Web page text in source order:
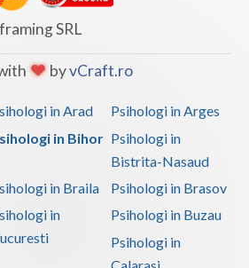
SRL
byvCraft.ro
in Arad
Psihologi in Arges
in Bihor Psihologi in
Bistrita-Nasaud
in Braila
Psihologi in Brasov
in
Psihologi in Buzau
Psihologi in
Calarasi